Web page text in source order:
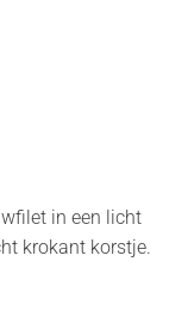
in een licht
krokant korstje.